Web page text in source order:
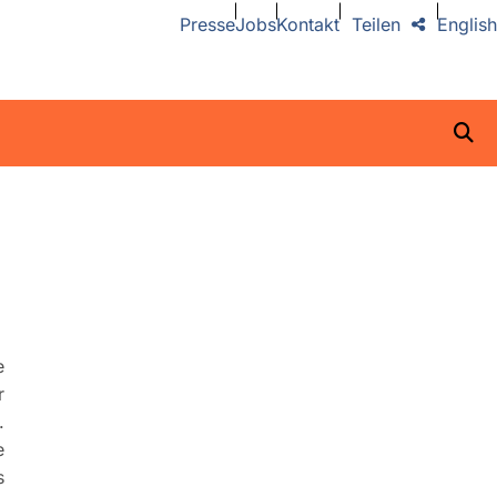
PresseJobsKontakt English
Teilen